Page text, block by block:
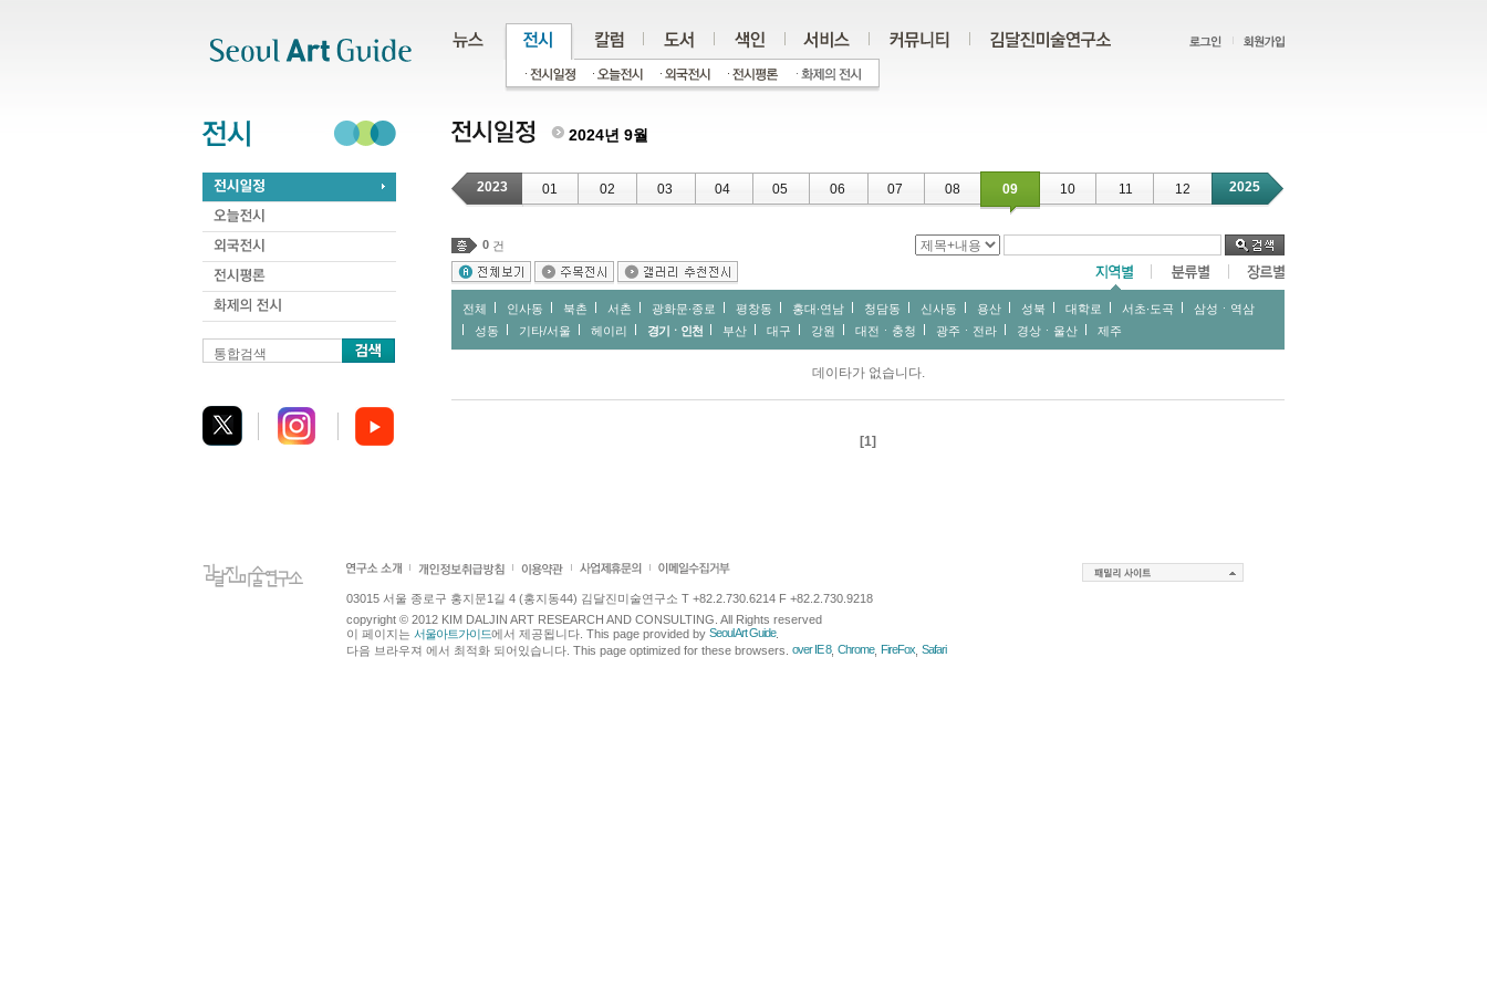
통합검색
2024년 9월
2023 01 02 03 04 05 06 07 08 09 10 11 12 2025
0 건
전체 인사동 북촌 서촌 광화문∙종로 평창동 홍대∙연남 청담동 신사동 용산 성북 대학로 서초∙도곡
삼성ㆍ역삼
성동
기타/서울 헤이리 경기ㆍ인천 부산 대구 강원 대전ㆍ충청 광주ㆍ전라 경상ㆍ울산 제주
데이타가 없습니다.
[1]
03015 서울 종로구 홍지문1길 4 (홍지동44) 김달진미술연구소 T +82.2.730.6214 F +82.2.730.9218
copyright © 2012 KIM DALJIN ART RESEARCH AND CONSULTING. All Rights reserved
이 페이지는 서울아트가이드에서 제공됩니다. This page provided by Seoul Art Guide.
다음 브라우져 에서 최적화 되어있습니다. This page optimized for these browsers. over IE 8, Chrome, FireFox Safari